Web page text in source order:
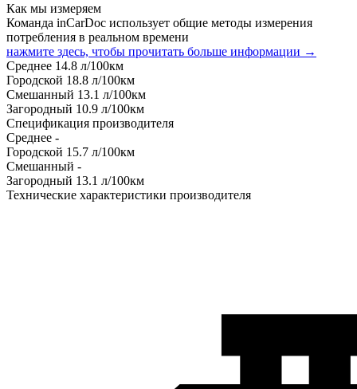
Как мы измеряем
Команда inCarDoc использует общие методы измерения
потребления в реальном времени
нажмите здесь, чтобы прочитать больше информации →
Среднее 14.8 л/100км
Городской 18.8 л/100км
Смешанный 13.1 л/100км
Загородный 10.9 л/100км
Спецификация производителя
Среднее -
Городской 15.7 л/100км
Смешанный -
Загородный 13.1 л/100км
Технические характеристики производителя